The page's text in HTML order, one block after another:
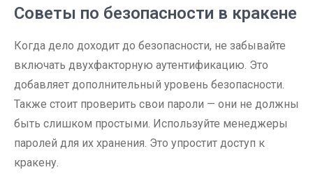
Советы по безопасности в кракене
Когда дело доходит до безопасности, не забывайте
включать двухфакторную аутентификацию. Это
добавляет дополнительный уровень безопасности.
Также стоит проверить свои пароли — они не должны
быть слишком простыми. Используйте менеджеры
паролей для их хранения. Это упростит доступ к
кракену.